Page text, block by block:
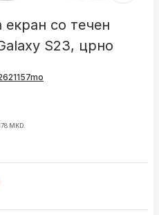
екран со течен
S23, црно
MKD.